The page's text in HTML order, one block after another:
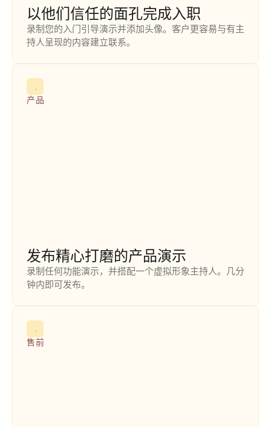
以他们信任的面孔完成入职
录制您的入门引导演示并添加头像。客户更容易与有主
持人呈现的内容建立联系。
产品
发布精心打磨的产品演示
录制任何功能演示，并搭配一个虚拟形象主持人。几分
钟内即可发布。
售前